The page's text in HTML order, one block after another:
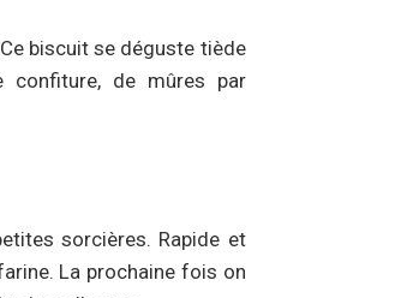
biscuit se déguste tiède
confiture, de mûres par
sorcières. Rapide et
La prochaine fois on